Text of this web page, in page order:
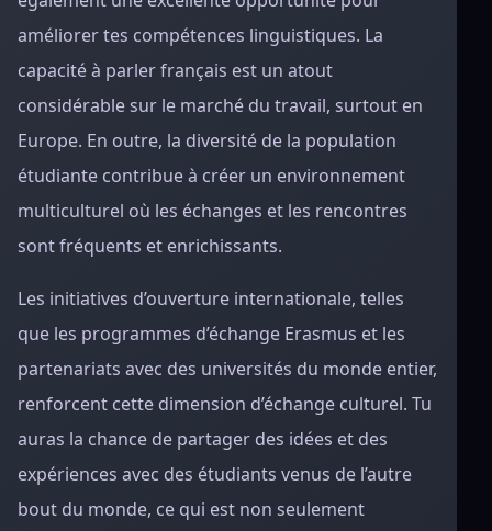
améliorer tes compétences linguistiques. La
capacité à parler français est un atout
considérable sur le marché du travail, surtout en
Europe. En outre, la diversité de la population
étudiante contribue à créer un environnement
multiculturel où les échanges et les rencontres
sont fréquents et enrichissants.
Les initiatives d’ouverture internationale, telles
que les programmes d’échange Erasmus et les
partenariats avec des universités du monde entier,
renforcent cette dimension d’échange culturel. Tu
auras la chance de partager des idées et des
expériences avec des étudiants venus de l’autre
bout du monde, ce qui est non seulement